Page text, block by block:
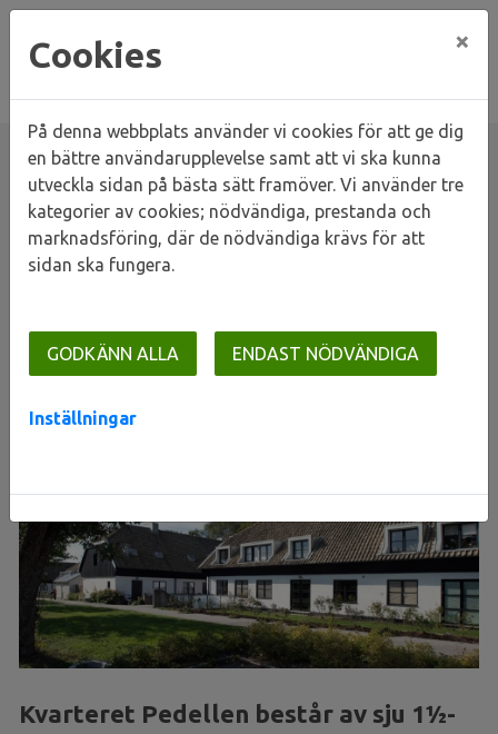
Hem Våra områden Lunds stad
Centrum
Pedellen (kvarteret)
Kvarteret Pedellen består av sju 1½-
Cookies ×
På denna webbplats använder vi cookies för att ge dig
en bättre användarupplevelse samt att vi ska kunna
utveckla sidan på bästa sätt framöver. Vi använder tre
kategorier av cookies; nödvändiga, prestanda och
marknadsföring, där de nödvändiga krävs för att
sidan ska fungera.
GODKÄNN ALLA ENDAST NÖDVÄNDIGA
Inställningar